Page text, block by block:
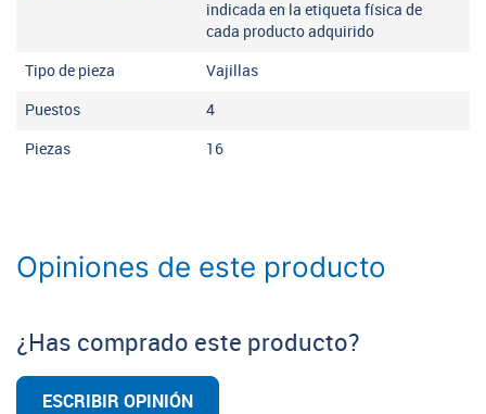
indicada en la etiqueta física de
cada producto adquirido
Tipo de pieza Vajillas
Puestos 4
Piezas 16
Opiniones de este producto
¿Has comprado este producto?
ESCRIBIR OPINIÓN